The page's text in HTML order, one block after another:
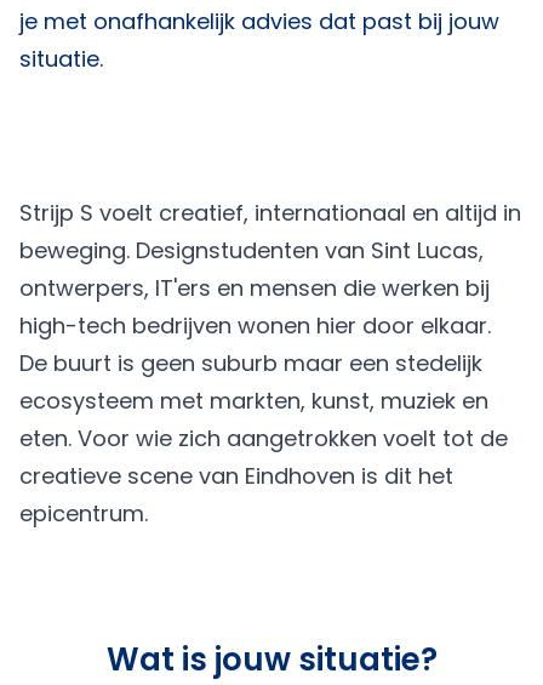
je met onafhankelijk advies dat past bij jouw
situatie.
Strijp S voelt creatief, internationaal en altijd in
beweging. Designstudenten van Sint Lucas,
ontwerpers, IT'ers en mensen die werken bij
high-tech bedrijven wonen hier door elkaar.
De buurt is geen suburb maar een stedelijk
ecosysteem met markten, kunst, muziek en
eten. Voor wie zich aangetrokken voelt tot de
creatieve scene van Eindhoven is dit het
epicentrum.
Wat is jouw situatie?